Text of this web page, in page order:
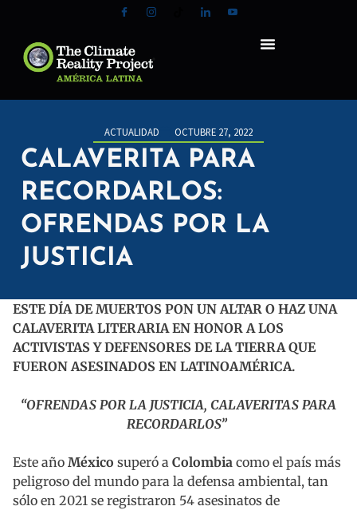
ACTUALIDAD OCTUBRE 27, 2022
CALAVERITA PARA
RECORDARLOS:
OFRENDAS POR LA
JUSTICIA
ESTE DÍA DE MUERTOS PON UN ALTAR O HAZ UNA
CALAVERITA LITERARIA EN HONOR A LOS
ACTIVISTAS Y DEFENSORES DE LA TIERRA QUE
FUERON ASESINADOS EN LATINOAMÉRICA.
“OFRENDAS POR LA JUSTICIA, CALAVERITAS PARA
RECORDARLOS”
Este año México superó a Colombia como el país más
peligroso del mundo para la defensa ambiental, tan
sólo en 2021 se registraron 54 asesinatos de